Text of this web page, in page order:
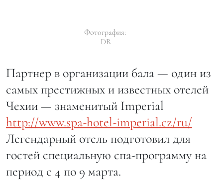
Фотография:
DR
Партнер в организации бала — один из
самых престижных и известных отелей
Чехии — знаменитый Imperial
http://www.spa-hotel-imperial.cz/ru/
Легендарный отель подготовил для
гостей специальную спа-программу на
период с 4 по 9 марта.